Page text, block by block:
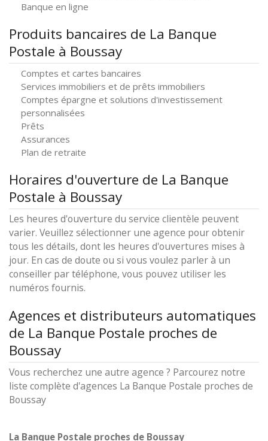
Banque en ligne
Produits bancaires de La Banque
Postale à Boussay
Comptes et cartes bancaires
Services immobiliers et de prêts immobiliers
Comptes épargne et solutions d'investissement
personnalisées
Prêts
Assurances
Plan de retraite
Horaires d'ouverture de La Banque
Postale à Boussay
Les heures d'ouverture du service clientèle peuvent
varier. Veuillez sélectionner une agence pour obtenir
tous les détails, dont les heures d'ouvertures mises à
jour. En cas de doute ou si vous voulez parler à un
conseiller par téléphone, vous pouvez utiliser les
numéros fournis.
Agences et distributeurs automatiques
de La Banque Postale proches de
Boussay
Vous recherchez une autre agence ? Parcourez notre
liste complète d'agences La Banque Postale proches de
Boussay
La Banque Postale proches de Boussay